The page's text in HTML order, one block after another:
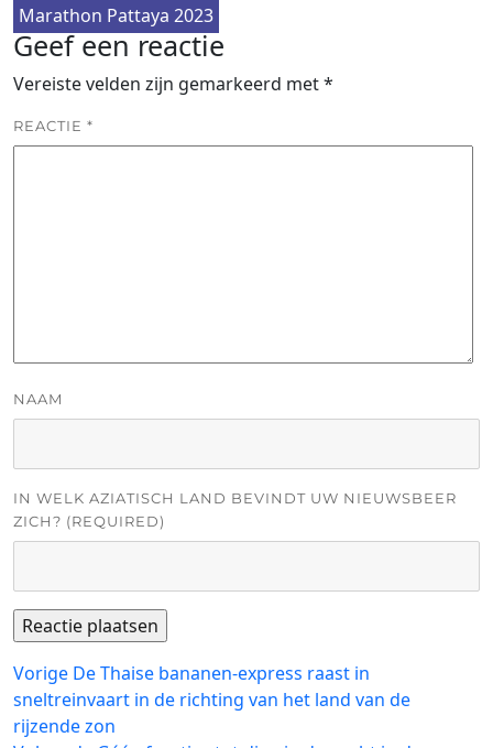
Marathon Pattaya 2023
Geef een reactie
Vereiste velden zijn gemarkeerd met*
REACTIE *
NAAM
IN WELK AZIATISCH LAND BEVINDT UW NIEUWSBEER
ZICH? (REQUIRED)
Bericht
navigatie
Vorige Vorig
bericht:
De Thaise bananen-express raast in
sneltreinvaart in de richting van het land van de
rijzende zon